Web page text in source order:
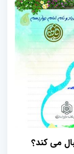
می کند؟